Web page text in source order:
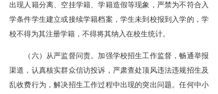
出现人籍分离、空挂学籍、学籍造假等现象，严禁为不符合入
学条件学生建立或接续学籍档案，学生未到校报到入学的，学
校不得为其注册学籍，不得将其纳入在校生统计。
（六）从严监督问责。加强学校招生工作监督，畅通举报
渠道，认真核实群众信访投诉，严肃查处顶风违法违规招生及
乱收费行为，解决招生工作过程中出现的突出问题。任何中小